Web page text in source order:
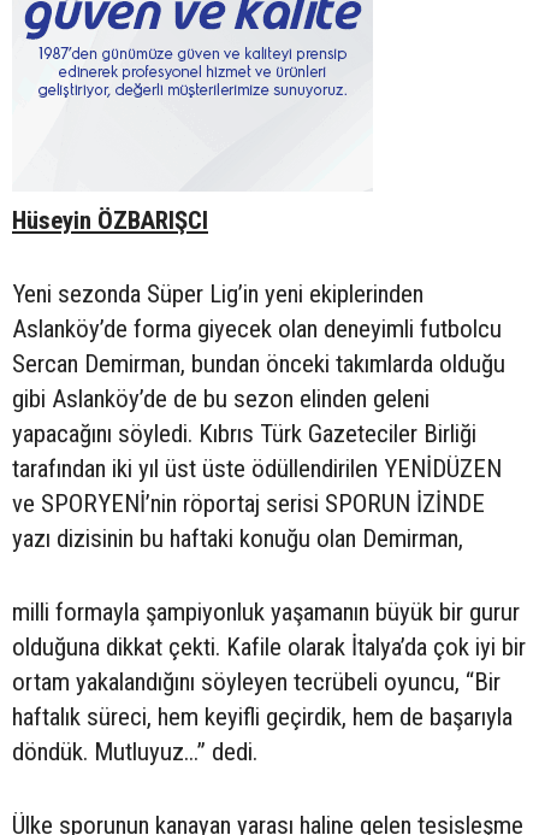
Hüseyin ÖZBARIŞCI
Yeni sezonda Süper Lig’in yeni ekiplerinden
Aslanköy’de forma giyecek olan deneyimli futbolcu
Sercan Demirman, bundan önceki takımlarda olduğu
gibi Aslanköy’de de bu sezon elinden geleni
yapacağını söyledi. Kıbrıs Türk Gazeteciler Birliği
tarafından iki yıl üst üste ödüllendirilen YENİDÜZEN
ve SPORYENİ’nin röportaj serisi SPORUN İZİNDE
yazı dizisinin bu haftaki konuğu olan Demirman,
milli formayla şampiyonluk yaşamanın büyük bir gurur
olduğuna dikkat çekti. Kafile olarak İtalya’da çok iyi bir
ortam yakalandığını söyleyen tecrübeli oyuncu, “Bir
haftalık süreci, hem keyifli geçirdik, hem de başarıyla
döndük. Mutluyuz...” dedi.
Ülke sporunun kanayan yarası haline gelen tesisleşme